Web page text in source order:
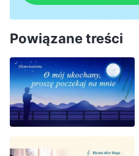
Powiązane treści